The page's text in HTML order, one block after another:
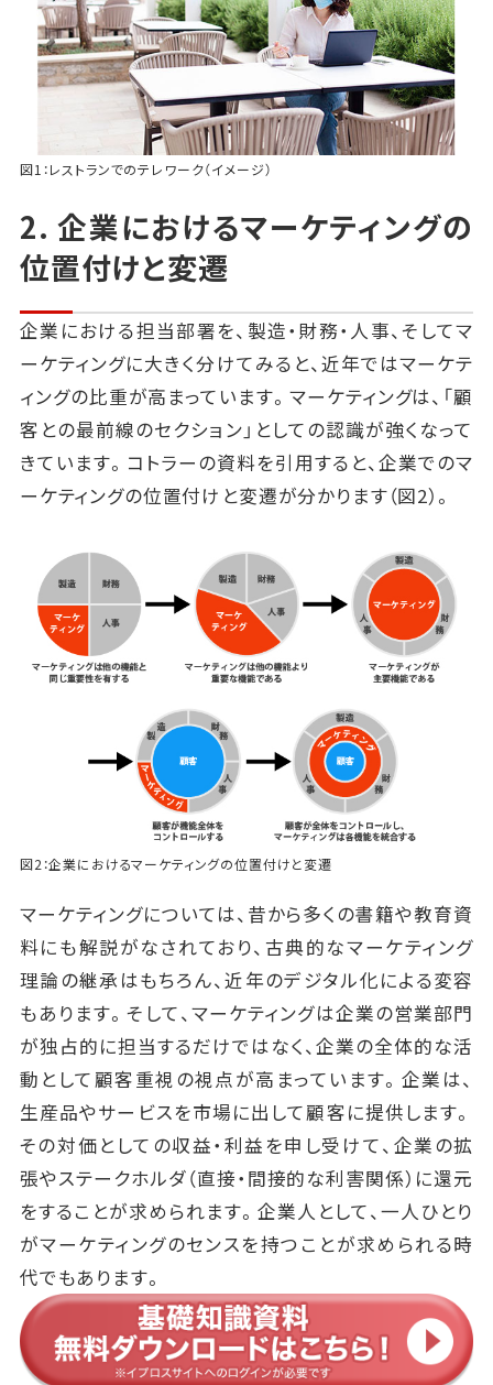
図1：レストランでのテレワーク（イメージ）
2. 企業におけるマーケティングの
位置付けと変遷
企業における担当部署を、製造・財務・人事、そしてマ
ーケティングに大きく分けてみると、近年ではマーケテ
ィングの比重が高まっています。マーケティングは、「顧
客との最前線のセクション」としての認識が強くなって
きています。コトラーの資料を引用すると、企業でのマ
ーケティングの位置付けと変遷が分かります（図2）。
図2：企業におけるマーケティングの位置付けと変遷
マーケティングについては、昔から多くの書籍や教育資
料にも解説がなされており、古典的なマーケティング
理論の継承はもちろん、近年のデジタル化による変容
もあります。そして、マーケティングは企業の営業部門
が独占的に担当するだけではなく、企業の全体的な活
動として顧客重視の視点が高まっています。企業は、
生産品やサービスを市場に出して顧客に提供します。
その対価としての収益・利益を申し受けて、企業の拡
張やステークホルダ（直接・間接的な利害関係）に還元
をすることが求められます。企業人として、一人ひとり
がマーケティングのセンスを持つことが求められる時
代でもあります。